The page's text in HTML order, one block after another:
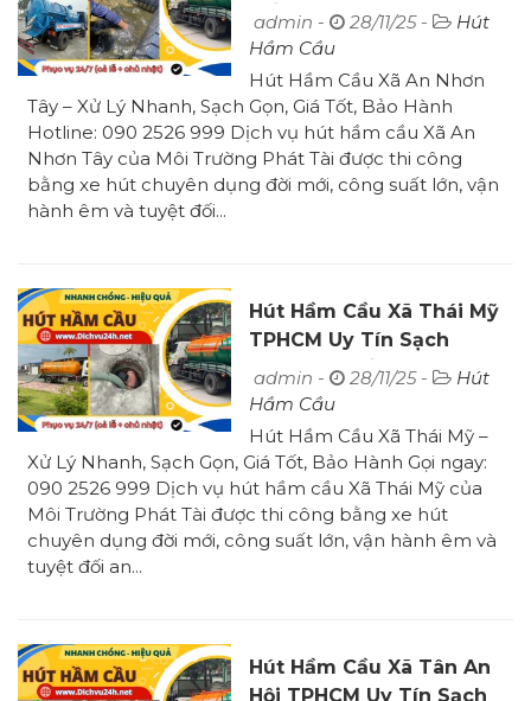
Đến 100%
admin - 28/11/25 -
Hút
Hầm Cầu
Hút Hầm Cầu Xã An Nhơn
Tây – Xử Lý Nhanh, Sạch Gọn, Giá Tốt, Bảo Hành
Hotline: 090 2526 999 Dịch vụ hút hầm cầu Xã An
Nhơn Tây của Môi Trường Phát Tài được thi công
bằng xe hút chuyên dụng đời mới, công suất lớn, vận
hành êm và tuyệt đối...
Hút Hầm Cầu Xã Thái Mỹ
TPHCM Uy Tín Sạch
100% Giá Tốt
admin - 28/11/25 -
Hút
Hầm Cầu
Hút Hầm Cầu Xã Thái Mỹ –
Xử Lý Nhanh, Sạch Gọn, Giá Tốt, Bảo Hành Gọi ngay:
090 2526 999 Dịch vụ hút hầm cầu Xã Thái Mỹ của
Môi Trường Phát Tài được thi công bằng xe hút
chuyên dụng đời mới, công suất lớn, vận hành êm và
tuyệt đối an...
Hút Hầm Cầu Xã Tân An
Hội TPHCM Uy Tín Sạch